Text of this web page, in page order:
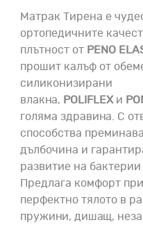
Матрак Тирена e
ортопедичните
плътност от PENO
прошит калъф от
силиконизирани
влакна, POLIFLEXи
голяма здравина. С
способства
дълбочина и
развитие на
Предлага комфорт
перфектно тялото в
пружини, дишащ,